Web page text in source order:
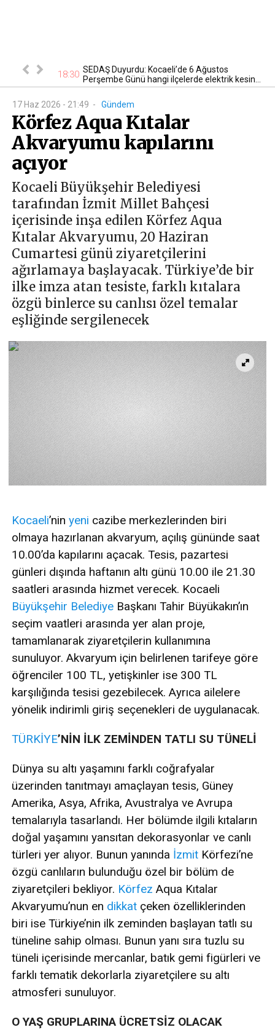
kontrol 18:30 SEDAŞ Duyurdu: Kocaeli’de 6 Ağustos
Perşembe Günü hangi ilçelerde elektrik kesin...
17 Haz 2026 - 21:49 - Gündem
Körfez Aqua Kıtalar
Akvaryumu kapılarını
açıyor
Kocaeli Büyükşehir Belediyesi
tarafından İzmit Millet Bahçesi
içerisinde inşa edilen Körfez Aqua
Kıtalar Akvaryumu, 20 Haziran
Cumartesi günü ziyaretçilerini
ağırlamaya başlayacak. Türkiye’de bir
ilke imza atan tesiste, farklı kıtalara
özgü binlerce su canlısı özel temalar
eşliğinde sergilenecek
Kocaeli’nin yeni cazibe merkezlerinden biri
olmaya hazırlanan akvaryum, açılış gününde saat
10.00’da kapılarını açacak. Tesis, pazartesi
günleri dışında haftanın altı günü 10.00 ile 21.30
saatleri arasında hizmet verecek. Kocaeli
Büyükşehir Belediye Başkanı Tahir Büyükakın’ın
seçim vaatleri arasında yer alan proje,
tamamlanarak ziyaretçilerin kullanımına
sunuluyor. Akvaryum için belirlenen tarifeye göre
öğrenciler 100 TL, yetişkinler ise 300 TL
karşılığında tesisi gezebilecek. Ayrıca ailelere
yönelik indirimli giriş seçenekleri de uygulanacak.
TÜRKİYE’NİN İLK ZEMİNDEN TATLI SU TÜNELİ
Dünya su altı yaşamını farklı coğrafyalar
üzerinden tanıtmayı amaçlayan tesis, Güney
Amerika, Asya, Afrika, Avustralya ve Avrupa
temalarıyla tasarlandı. Her bölümde ilgili kıtaların
doğal yaşamını yansıtan dekorasyonlar ve canlı
türleri yer alıyor. Bunun yanında İzmit Körfezi’ne
özgü canlıların bulunduğu özel bir bölüm de
ziyaretçileri bekliyor. Körfez Aqua Kıtalar
Akvaryumu’nun en dikkat çeken özelliklerinden
biri ise Türkiye’nin ilk zeminden başlayan tatlı su
tüneline sahip olması. Bunun yanı sıra tuzlu su
tüneli içerisinde mercanlar, batık gemi figürleri ve
farklı tematik dekorlarla ziyaretçilere su altı
atmosferi sunuluyor.
O YAŞ GRUPLARINA ÜCRETSİZ OLACAK